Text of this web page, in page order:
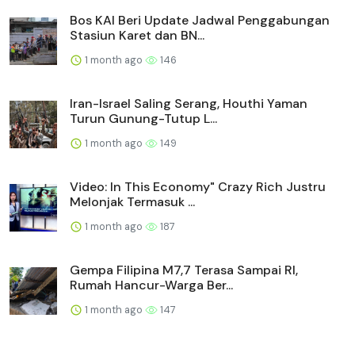
Bos KAI Beri Update Jadwal Penggabungan
Stasiun Karet dan BN...
1 month ago 146
Iran-Israel Saling Serang, Houthi Yaman
Turun Gunung-Tutup L...
1 month ago 149
Video: In This Economy" Crazy Rich Justru
Melonjak Termasuk ...
1 month ago 187
Gempa Filipina M7,7 Terasa Sampai RI,
Rumah Hancur-Warga Ber...
1 month ago 147